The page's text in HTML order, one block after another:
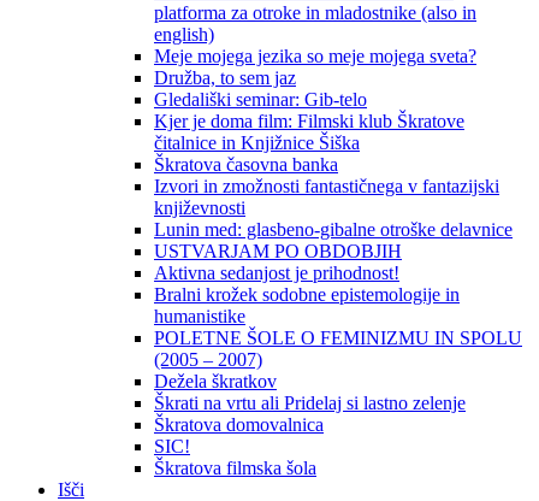
platforma za otroke in mladostnike (also in
english)
Meje mojega jezika so meje mojega sveta?
Družba, to sem jaz
Gledališki seminar: Gib-telo
Kjer je doma film: Filmski klub Škratove
čitalnice in Knjižnice Šiška
Škratova časovna banka
Izvori in zmožnosti fantastičnega v fantazijski
književnosti
Lunin med: glasbeno-gibalne otroške delavnice
USTVARJAM PO OBDOBJIH
Aktivna sedanjost je prihodnost!
Bralni krožek sodobne epistemologije in
humanistike
POLETNE ŠOLE O FEMINIZMU IN SPOLU
(2005 – 2007)
Dežela škratkov
Škrati na vrtu ali Pridelaj si lastno zelenje
Škratova domovalnica
SIC!
Škratova filmska šola
Išči